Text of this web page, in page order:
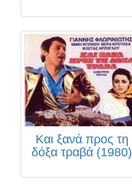
Και ξανά προς τη
δόξα τραβά (1980)